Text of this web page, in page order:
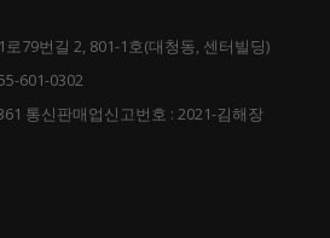
79번길 2, 801-1호(대청동, 센터빌딩)
601-0302
통신판매업신고번호 : 2021-김해장